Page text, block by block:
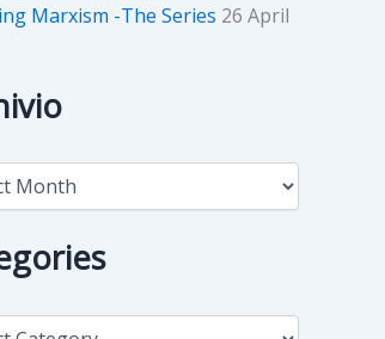
Marxism -The Series 26 April